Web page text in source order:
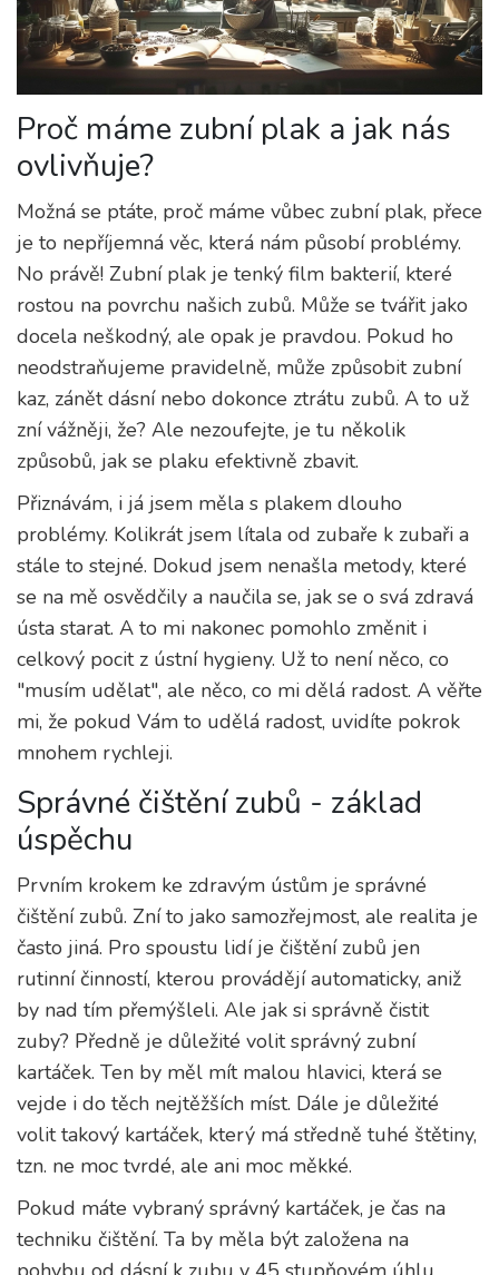
Proč máme zubní plak a jak nás
ovlivňuje?
Možná se ptáte, proč máme vůbec zubní plak, přece
je to nepříjemná věc, která nám působí problémy.
No právě! Zubní plak je tenký film bakterií, které
rostou na povrchu našich zubů. Může se tvářit jako
docela neškodný, ale opak je pravdou. Pokud ho
neodstraňujeme pravidelně, může způsobit zubní
kaz, zánět dásní nebo dokonce ztrátu zubů. A to už
zní vážněji, že? Ale nezoufejte, je tu několik
způsobů, jak se plaku efektivně zbavit.
Přiznávám, i já jsem měla s plakem dlouho
problémy. Kolikrát jsem lítala od zubaře k zubaři a
stále to stejné. Dokud jsem nenašla metody, které
se na mě osvědčily a naučila se, jak se o svá zdravá
ústa starat. A to mi nakonec pomohlo změnit i
celkový pocit z ústní hygieny. Už to není něco, co
"musím udělat", ale něco, co mi dělá radost. A věřte
mi, že pokud Vám to udělá radost, uvidíte pokrok
mnohem rychleji.
Správné čištění zubů - základ
úspěchu
Prvním krokem ke zdravým ústům je správné
čištění zubů. Zní to jako samozřejmost, ale realita je
často jiná. Pro spoustu lidí je čištění zubů jen
rutinní činností, kterou provádějí automaticky, aniž
by nad tím přemýšleli. Ale jak si správně čistit
zuby? Předně je důležité volit správný zubní
kartáček. Ten by měl mít malou hlavici, která se
vejde i do těch nejtěžších míst. Dále je důležité
volit takový kartáček, který má středně tuhé štětiny,
tzn. ne moc tvrdé, ale ani moc měkké.
Pokud máte vybraný správný kartáček, je čas na
techniku čištění. Ta by měla být založena na